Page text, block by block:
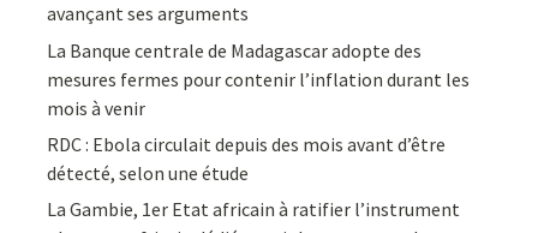
avançant ses arguments
La Banque centrale de Madagascar adopte des
mesures fermes pour contenir l’inflation durant les
mois à venir
RDC : Ebola circulait depuis des mois avant d’être
détecté, selon une étude
La Gambie, 1er Etat africain à ratifier l’instrument